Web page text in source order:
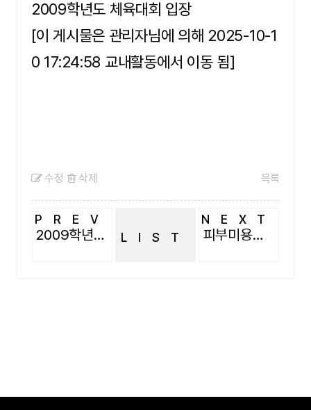
2009학년도 체육대회 입장
[이 게시물은 관리자님에 의해 2025-10-1
0 17:24:58 교내활동에서 이동 됨]
수정 삭제 목록
PREV
2009학년도 체육대회 입장 LIST
NEXT
피부미용과 체육대회 끝나고 단체사진